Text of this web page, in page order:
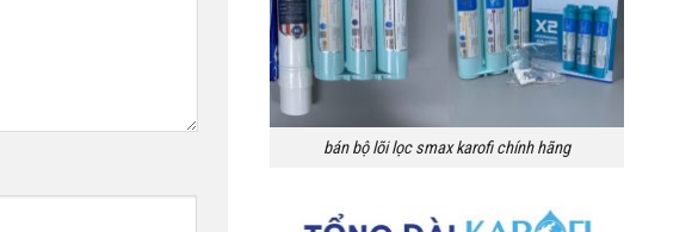
bán bộ lõi lọc smax karofi chính hãng